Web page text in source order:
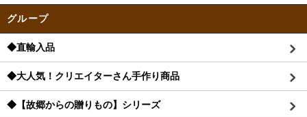
グループ
◆直輸入品
◆大人気！クリエイターさん手作り商品
◆【故郷からの贈りもの】シリーズ